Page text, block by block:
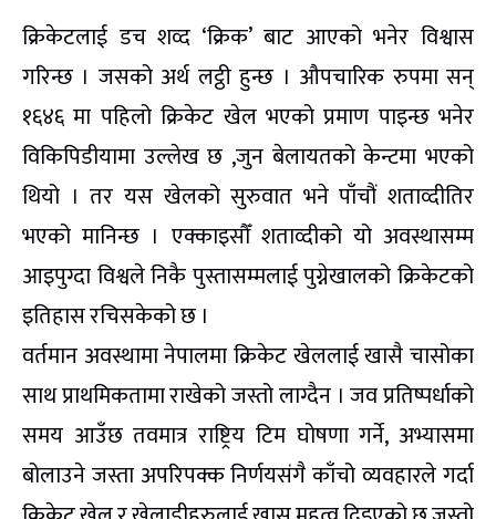
क्रिकेटलाई डच शव्द ‘क्रिक’ बाट आएको भनेर विश्वास
गरिन्छ । जसको अर्थ लट्ठी हुन्छ । औपचारिक रुपमा सन्
१६४६ मा पहिलो क्रिकेट खेल भएको प्रमाण पाइन्छ भनेर
विकिपिडीयामा उल्लेख छ ,जुन बेलायतको केन्टमा भएको
थियो । तर यस खेलको सुरुवात भने पाँचौं शताव्दीतिर
भएको मानिन्छ । एक्काइसौँ शताव्दीको यो अवस्थासम्म
आइपुग्दा विश्वले निकै पुस्तासम्मलाई पुग्नेखालको क्रिकेटको
इतिहास रचिसकेको छ ।
वर्तमान अवस्थामा नेपालमा क्रिकेट खेललाई खासै चासोका
साथ प्राथमिकतामा राखेको जस्तो लाग्दैन । जव प्रतिष्पर्धाको
समय आउँछ तवमात्र राष्ट्रिय टिम घोषणा गर्ने, अभ्यासमा
बोलाउने जस्ता अपरिपक्क निर्णयसंगै काँचो व्यवहारले गर्दा